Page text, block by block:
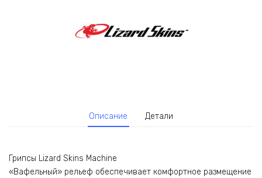
Описание Детали
Грипсы Lizard Skins Machine
«Вафельный» рельеф обеспечивает комфортное размещение